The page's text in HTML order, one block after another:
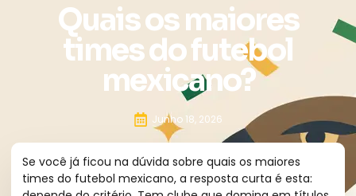
Quais os maiores
times do futebol
mexicano?
Junho 18, 2026
Se você já ficou na dúvida sobre quais os maiores
times do futebol mexicano, a resposta curta é esta: